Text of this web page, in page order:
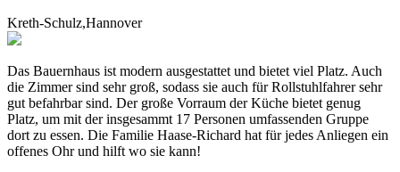
Kreth-Schulz,Hannover
Das Bauernhaus ist modern ausgestattet und bietet viel Platz. Auch
die Zimmer sind sehr groß, sodass sie auch für Rollstuhlfahrer sehr
gut befahrbar sind. Der große Vorraum der Küche bietet genug
Platz, um mit der insgesammt 17 Personen umfassenden Gruppe
dort zu essen. Die Familie Haase-Richard hat für jedes Anliegen ein
offenes Ohr und hilft wo sie kann!